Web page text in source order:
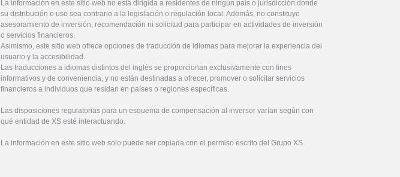
La información en este sitio web no está dirigida a residentes de ningún país o jurisdicción donde
su distribución o uso sea contrario a la legislación o regulación local. Además, no constituye
asesoramiento de inversión, recomendación ni solicitud para participar en actividades de inversión
o servicios financieros.
Asimismo, este sitio web ofrece opciones de traducción de idiomas para mejorar la experiencia del
usuario y la accesibilidad.
Las traducciones a idiomas distintos del inglés se proporcionan exclusivamente con fines
informativos y de conveniencia, y no están destinadas a ofrecer, promover o solicitar servicios
financieros a individuos que residan en países o regiones específicas.
Las disposiciones regulatorias para un esquema de compensación al inversor varían según con
qué entidad de XS esté interactuando.
La información en este sitio web solo puede ser copiada con el permiso escrito del Grupo XS.